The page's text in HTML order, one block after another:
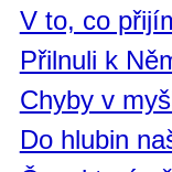
V to, co
Přilnuli k
Chyby v
Do hlubin